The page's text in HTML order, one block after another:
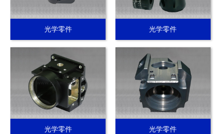
光学零件 光学零件
光学零件 光学零件